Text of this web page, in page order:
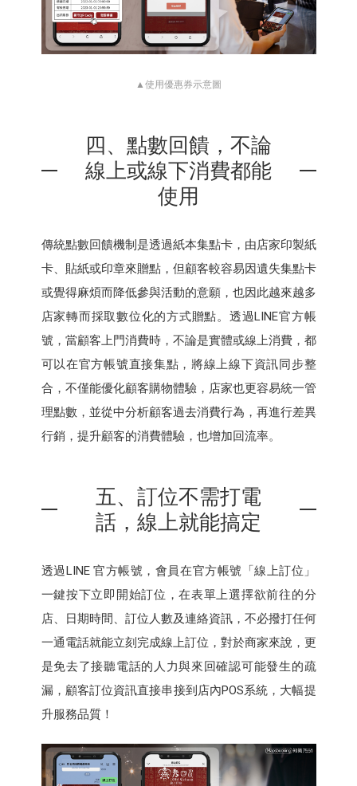
▲使用優惠券示意圖
四、點數回饋，不論
線上或線下消費都能
使用
傳統點數回饋機制是透過紙本集點卡，由店家印製紙
卡、貼紙或印章來贈點，但顧客較容易因遺失集點卡
或覺得麻煩而降低參與活動的意願，也因此越來越多
店家轉而採取數位化的方式贈點。透過LINE官方帳
號，當顧客上門消費時，不論是實體或線上消費，都
可以在官方帳號直接集點，將線上線下資訊同步整
合，不僅能優化顧客購物體驗，店家也更容易統一管
理點數，並從中分析顧客過去消費行為，再進行差異
行銷，提升顧客的消費體驗，也增加回流率。
五、訂位不需打電
話，線上就能搞定
透過LINE 官方帳號，會員在官方帳號「線上訂位」
一鍵按下立即開始訂位，在表單上選擇欲前往的分
店、日期時間、訂位人數及連絡資訊，不必撥打任何
一通電話就能立刻完成線上訂位，對於商家來說，更
是免去了接聽電話的人力與來回確認可能發生的疏
漏，顧客訂位資訊直接串接到店內POS系統，大幅提
升服務品質！